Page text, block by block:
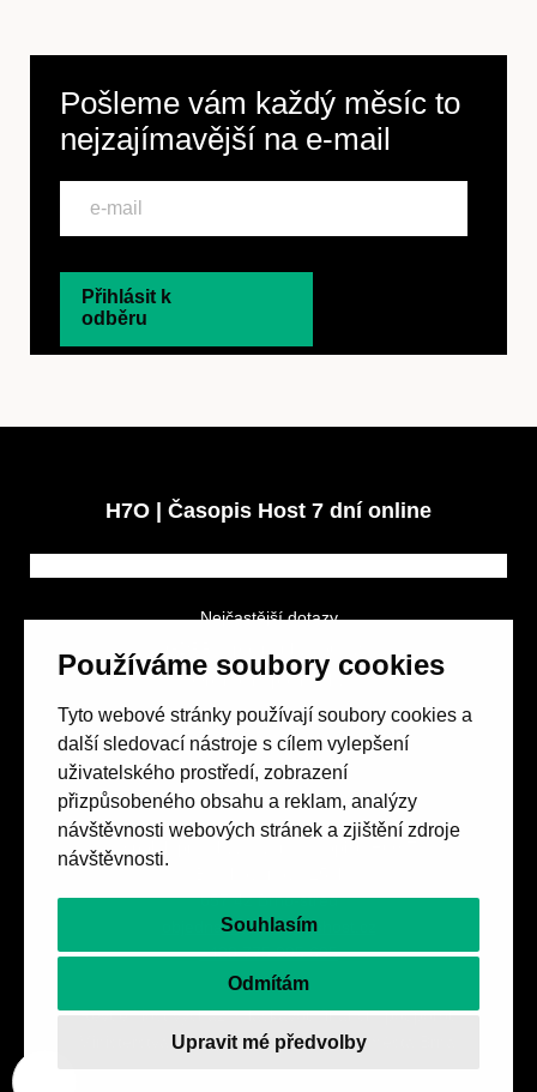
Používáme soubory cookies
Tyto webové stránky používají soubory cookies a
další sledovací nástroje s cílem vylepšení
uživatelského prostředí, zobrazení
přizpůsobeného obsahu a reklam, analýzy
návštěvnosti webových stránek a zjištění zdroje
návštěvnosti.
Souhlasím
Odmítám
Upravit mé předvolby
Pošleme vám každý měsíc to
nejzajímavější na e-mail
Přihlásit k
odběru
H7O | Časopis Host 7 dní online
Nejčastější dotazy
Obchodní podmínky
Spolek přátel vydávání
657 42 Brno-střed
objednavky@casopishost.cz
+420 775 995 695
Revue Host vychází s laskavou finanční podporou
Ministerstva kultury ČR a statutárního města Brna.